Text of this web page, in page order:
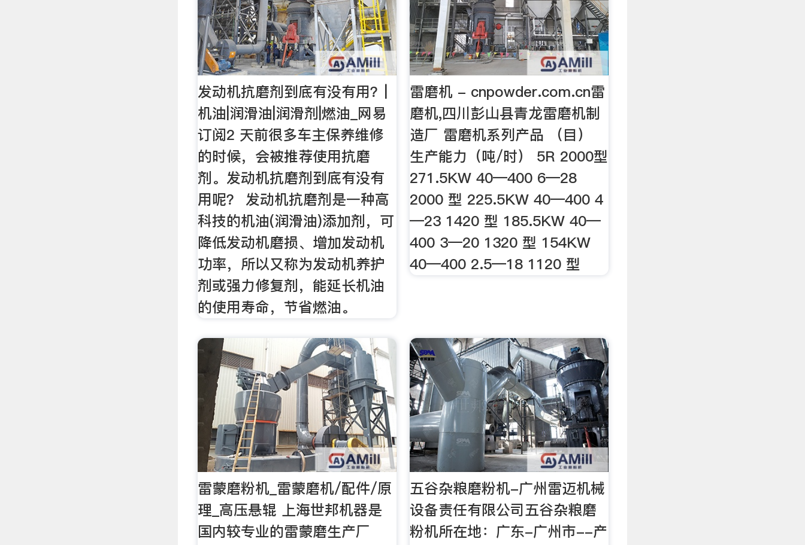
发动机抗磨剂到底有没有用？|
机油|润滑油|润滑剂|燃油_网易
订阅2 天前很多车主保养维修
的时候，会被推荐使用抗磨
剂。发动机抗磨剂到底有没有
用呢？ 发动机抗磨剂是一种高
科技的机油(润滑油)添加剂，可
降低发动机磨损、增加发动机
功率，所以又称为发动机养护
剂或强力修复剂，能延长机油
的使用寿命，节省燃油。
雷磨机 - cnpowder.com.cn雷
磨机,四川彭山县青龙雷磨机制
造厂 雷磨机系列产品 （目）
生产能力（吨/时） 5R 2000型
271.5KW 40—400 6—28
2000 型 225.5KW 40—400 4
—23 1420 型 185.5KW 40—
400 3—20 1320 型 154KW
40—400 2.5—18 1120 型
雷蒙磨粉机_雷蒙磨机/配件/原
理_高压悬辊 上海世邦机器是
国内较专业的雷蒙磨生产厂
五谷杂粮磨粉机-广州雷迈机械
设备责任有限公司五谷杂粮磨
粉机所在地：广东-广州市--产